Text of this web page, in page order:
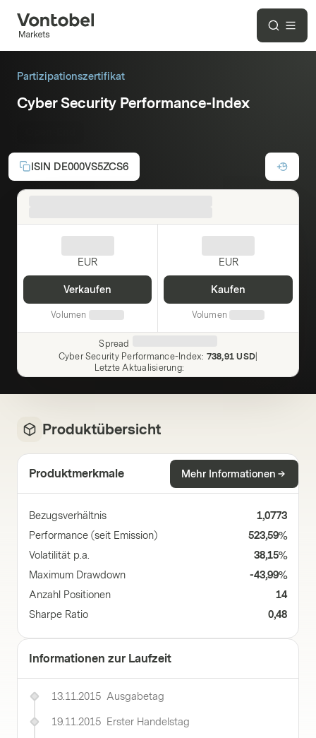
Partizipationszertifikat
Cyber Security Performance-Index
ISIN DE000VS5ZCS6
EUR
Verkaufen
Volumen
EUR
Kaufen
Volumen
Spread
Cyber Security Performance-Index: 738,91 USD
Letzte Aktualisierung:
Produktübersicht
Produktmerkmale Mehr Informationen
Bezugsverhältnis
1,0773
Performance (seit Emission)
523,59%
Volatilität p.a.
38,15%
Maximum Drawdown
-43,99%
Anzahl Positionen
14
Sharpe Ratio
0,48
Informationen zur Laufzeit
13.11.2015 Ausgabetag
19.11.2015 Erster Handelstag